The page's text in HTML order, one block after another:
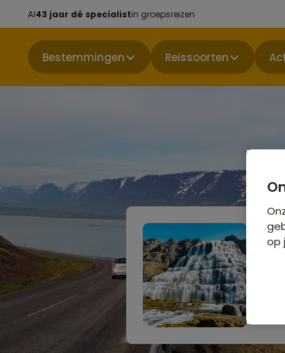
Al43 jaar dé specialistin groepsreizen
Bestemmingen Reissoorten
op